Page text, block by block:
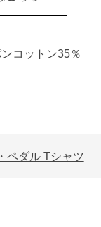
コットン35％
ペダル Tシャツ